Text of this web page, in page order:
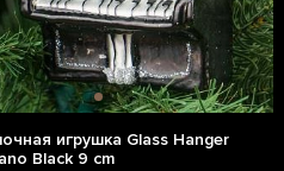
игрушка Glass Hanger
Black 9 cm